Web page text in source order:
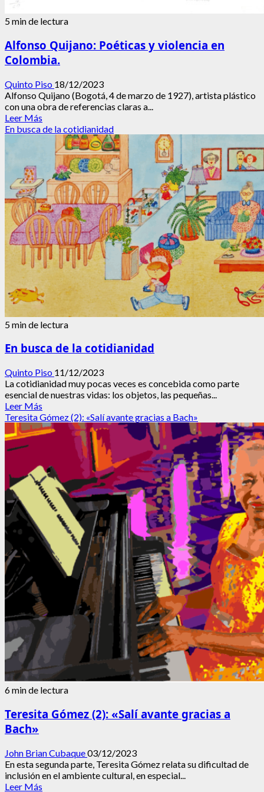
5 min de lectura
Alfonso Quijano: Poéticas y violencia en
Colombia.
Quinto Piso 18/12/2023
Alfonso Quijano (Bogotá, 4 de marzo de 1927), artista plástico
con una obra de referencias claras a...
Leer Más
más
acerca
Alfonso
Quijano:
Poéticas
y
violencia
en
Colombia.
En busca de la cotidianidad
5 min de lectura
En busca de la cotidianidad
Quinto Piso 11/12/2023
La cotidianidad muy pocas veces es concebida como parte
esencial de nuestras vidas: los objetos, las pequeñas...
Leer Más
más
acerca
de
la
cotidianidad
Teresita Gómez (2): «Salí avante gracias a Bach»
6 min de lectura
Teresita Gómez (2): «Salí avante gracias a
Bach»
John Brian Cubaque03/12/2023
En esta segunda parte, Teresita Gómez relata su dificultad de
inclusión en el ambiente cultural, en especial...
Leer Más